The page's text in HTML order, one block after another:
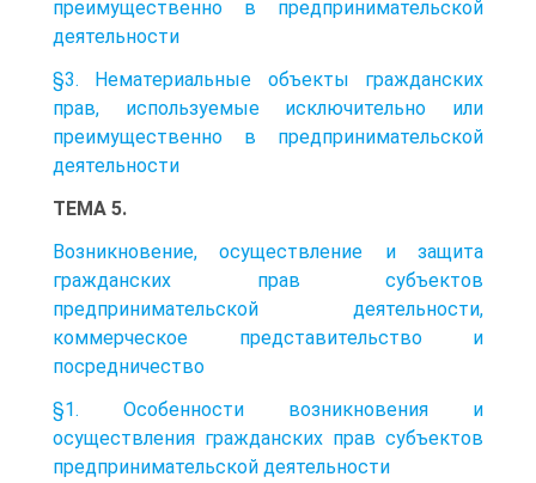
преимущественно в предпринимательской
деятельности
§3. Нематериальные объекты гражданских
прав, используемые исключительно или
преимущественно в предпринимательской
деятельности
ТЕМА 5.
Возникновение, осуществление и защита
гражданских прав субъектов
предпринимательской деятельности,
коммерческое представительство и
посредничество
§1. Особенности возникновения и
осуществления гражданских прав субъектов
предпринимательской деятельности